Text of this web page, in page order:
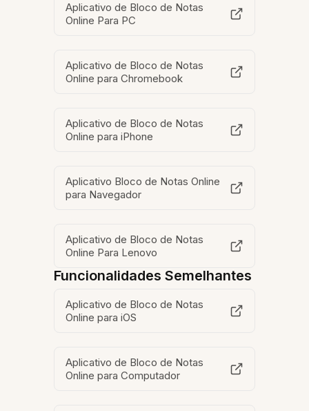
Aplicativo de Bloco de Notas
Online Para PC
Aplicativo de Bloco de Notas
Online para Chromebook
Aplicativo de Bloco de Notas
Online para iPhone
Aplicativo Bloco de Notas Online
para Navegador
Aplicativo de Bloco de Notas
Online Para Lenovo
Funcionalidades Semelhantes
Aplicativo de Bloco de Notas
Online para iOS
Aplicativo de Bloco de Notas
Online para Computador